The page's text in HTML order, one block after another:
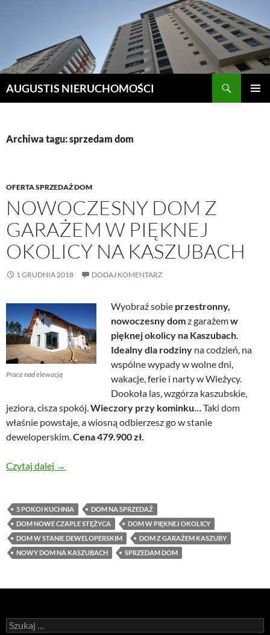
AUGUSTIS NIERUCHOMOŚCI
Archiwa tagu: sprzedam dom
OFERTA SPRZEDAŻ DOM
NOWOCZESNY DOM Z
GARAŻEM W PIĘKNEJ
OKOLICY NA KASZUBACH
1 GRUDNIA 2018 DODAJ KOMENTARZ
Prace nad elewacją
Wyobraź sobie przestronny,
nowoczesny domz garażemw
pięknej okolicy na Kaszubach.
Idealny dla rodziny na codzień, na
wspólne wypady w wolne dni,
wakacje, ferie i narty w Wieżycy.
Dookoła las, wzgórza kaszubskie,
jeziora, cisza spokój.Wieczory przy kominku…Taki dom
właśnie powstaje, a wiosną odbierzesz go w stanie
deweloperskim.Cena 479.900 zł.
Czytaj dalej Nowoczesny dom z garażem w pięknej okolicy na
→
5 POKOI KUCHNIA
DOM NA SPRZEDAŻ
DOM NOWE CZAPLE STĘŻYCA
DOM W PIĘKNEJ OKOLICY
DOM W STANIE DEWELOPERSKIM
DOM Z GARAŻEM KASZUBY
NOWY DOM NA KASZUBACH
SPRZEDAM DOM
Szukaj: